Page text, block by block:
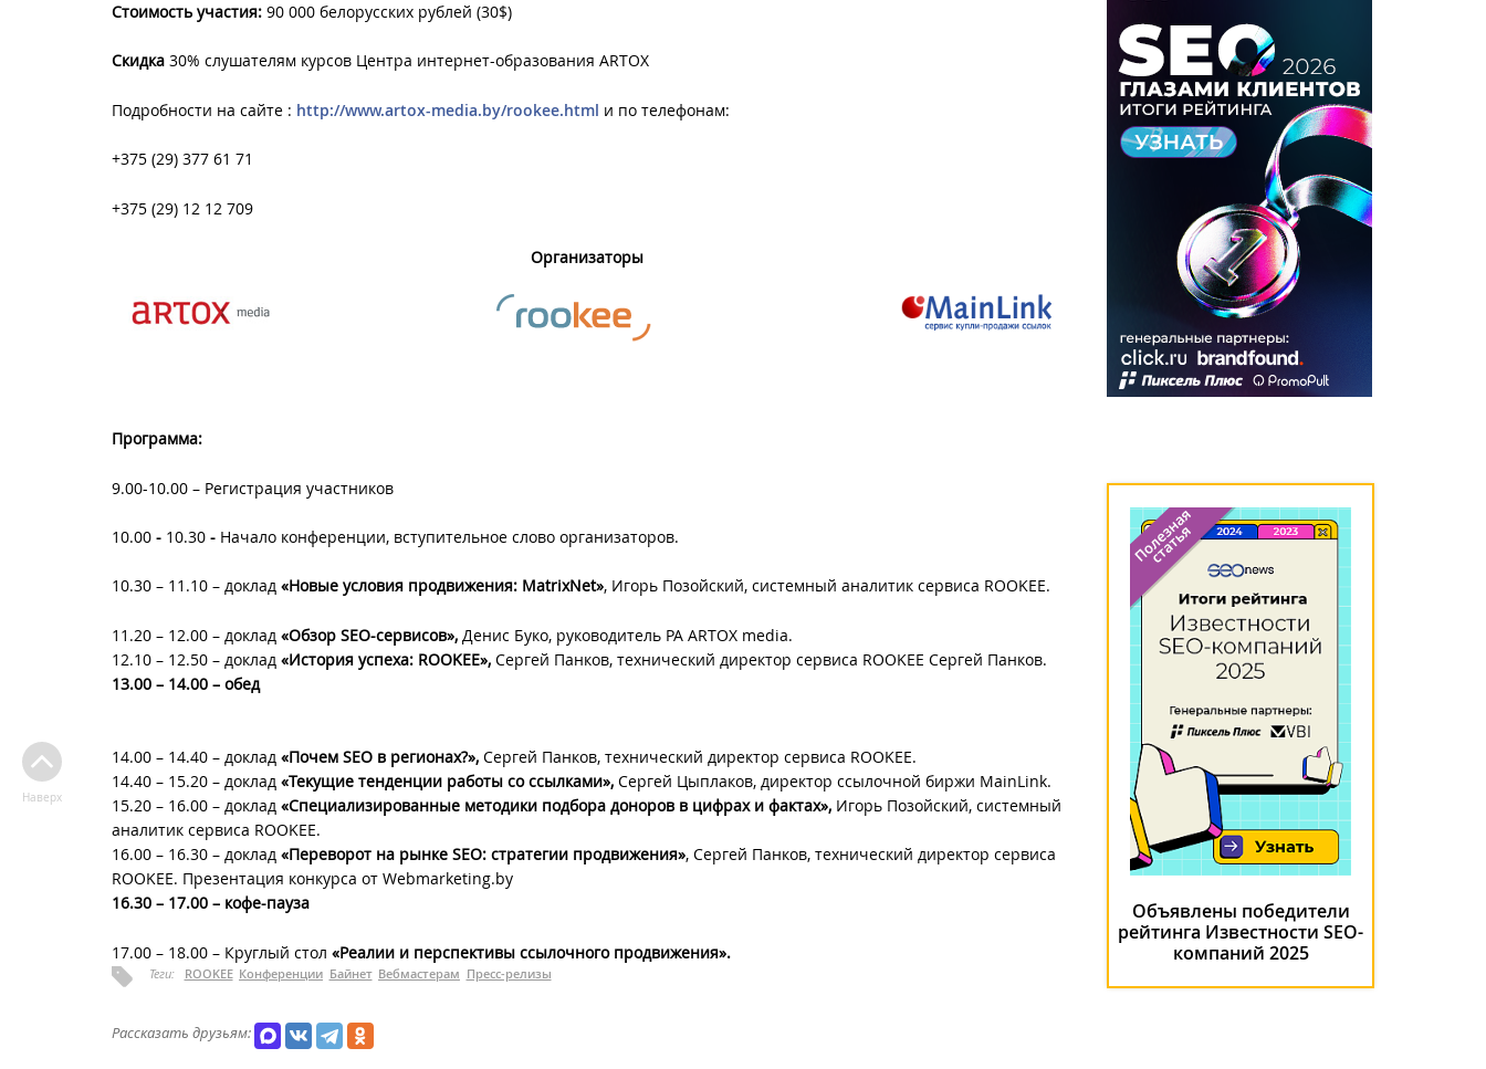
Стоимость участия: 90 000 белорусских рублей (30$)
Скидка 30% слушателям курсов Центра интернет-образования ARTOX
Подробности на сайте : http://www.artox-media.by/rookee.html и по телефонам:
+375 (29) 377 61 71
+375 (29) 12 12 709
Организаторы
Программа:
9.00-10.00 – Регистрация участников
10.00 - 10.30 - Начало конференции, вступительное слово организаторов.
10.30 – 11.10 – доклад «Новые условия продвижения: MatrixNet», Игорь Позойский, системный аналитик сервиса ROOKEE.
11.20 – 12.00 – доклад «Обзор SEO-сервисов», Денис Буко, руководитель РА ARTOX media.
12.10 – 12.50 – доклад «История успеха: ROOKEE», Сергей Панков, технический директор сервиса ROOKEE Сергей Панков.
13.00 – 14.00 – обед
14.00 – 14.40 – доклад «Почем SEO в регионах?», Сергей Панков, технический директор сервиса ROOKEE.
14.40 – 15.20 – доклад «Текущие тенденции работы со ссылками», Сергей Цыплаков, директор ссылочной биржи MainLink.
15.20 – 16.00 – доклад «Специализированные методики подбора доноров в цифрах и фактах», Игорь Позойский, системный
аналитик сервиса ROOKEE.
16.00 – 16.30 – доклад «Переворот на рынке SEO: стратегии продвижения», Сергей Панков, технический директор сервиса
ROOKEE. Презентация конкурса от Webmarketing.by
16.30 – 17.00 – кофе-пауза
17.00 – 18.00 – Круглый стол «Реалии и перспективы ссылочного продвижения».
Теги: ROOKEE Конференции Байнет Вебмастерам Пресс-релизы
Рассказать друзьям:
Наверх
Объявлены победители
рейтинга Известности SEO-
компаний 2025